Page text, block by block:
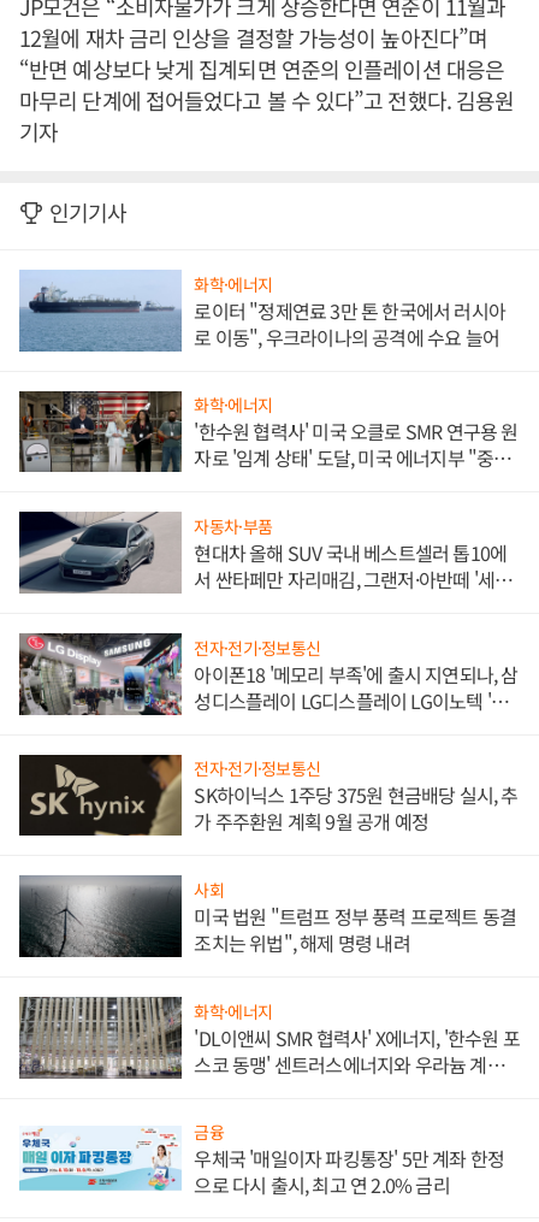
12월에 재차 금리 인상을 결정할 가능성이 높아진다”며
“반면 예상보다 낮게 집계되면 연준의 인플레이션 대응은
마무리 단계에 접어들었다고 볼 수 있다”고 전했다. 김용원
기자
인기기사
화학·에너지
로이터 "정제연료 3만 톤 한국에서 러시아
로 이동", 우크라이나의 공격에 수요 늘어
화학·에너지
'한수원 협력사' 미국 오클로 SMR 연구용 원
자로 '임계 상태' 도달, 미국 에너지부 "중요
자동차·부품
현대차 올해 SUV 국내 베스트셀러 톱10에
서 싼타페만 자리매김, 그랜저·아반떼 '세단
전자·전기·정보통신
아이폰18 '메모리 부족'에 출시 지연되나, 삼
성디스플레이 LG디스플레이 LG이노텍 '탈
전자·전기·정보통신
SK하이닉스 1주당 375원 현금배당 실시, 추
가 주주환원 계획 9월 공개 예정
사회
미국 법원 "트럼프 정부 풍력 프로젝트 동결
조치는 위법", 해제 명령 내려
화학·에너지
'DL이앤씨 SMR 협력사' X에너지, '한수원 포
스코 동맹' 센트러스에너지와 우라늄 계약
금융
우체국 '매일이자 파킹통장' 5만 계좌 한정
으로 다시 출시, 최고 연 2.0% 금리